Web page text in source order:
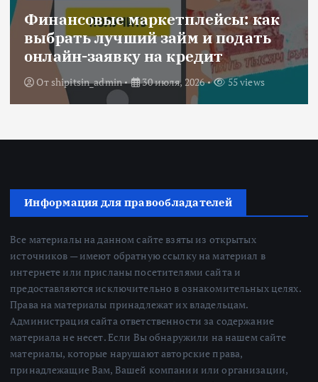
Военная ипотека для семьи:
объединяем все льготы и
субсидии
ОтRedactor 3 июля, 2026 210 views
Информация для правообладателей
Все материалы на данном сайте взяты из открытых
источников — имеют обратную ссылку на материал в
интернете или присланы посетителями сайта и
предоставляются исключительно в ознакомительных целях.
Права на материалы принадлежат их владельцам.
Администрация сайта ответственности за содержание
материала не несет. Если Вы обнаружили на нашем сайте
материалы, которые нарушают авторские права,
принадлежащие Вам, Вашей компании или организации,